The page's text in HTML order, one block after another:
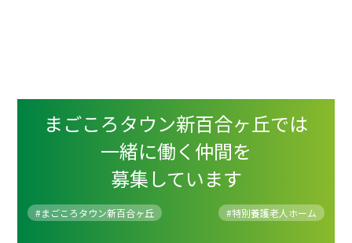
まごころタウン新百合ヶ丘では
一緒に働く仲間を
募集しています
#まごころタウン新百合ヶ丘 #特別養護老人ホーム